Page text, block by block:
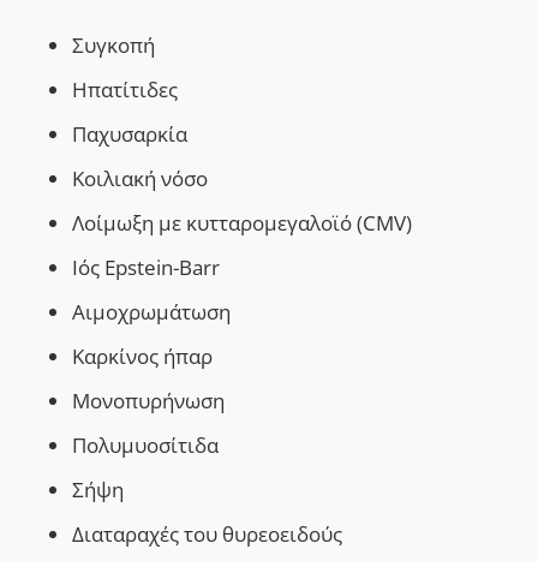
Συγκοπή
Ηπατίτιδες
Παχυσαρκία
Κοιλιακή νόσο
Λοίμωξη με κυτταρομεγαλοϊό (CMV)
Ιός Epstein-Barr
Αιμοχρωμάτωση
Καρκίνος ήπαρ
Μονοπυρήνωση
Πολυμυοσίτιδα
Σήψη
Διαταραχές του θυρεοειδούς